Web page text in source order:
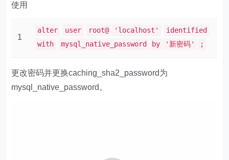
使用
1
alter user root@ 'localhost'
identified
with
mysql_native_password by '新密码' ;
更改密码并更换caching_sha2_password为
mysql_native_password。